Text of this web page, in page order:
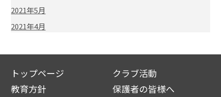
2021年5月
2021年4月
トップページ
教育方針
クラブ活動
保護者の皆様へ